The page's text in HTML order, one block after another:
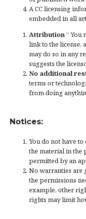
A CC licensing
embedded in all
Attribution” You
link to the license,
may do so in any
suggests the
No additional
terms or
from doing
Notices:
You do not have
the material in the
permitted by an
No warranties are
the permissions
example, other
rights may limit